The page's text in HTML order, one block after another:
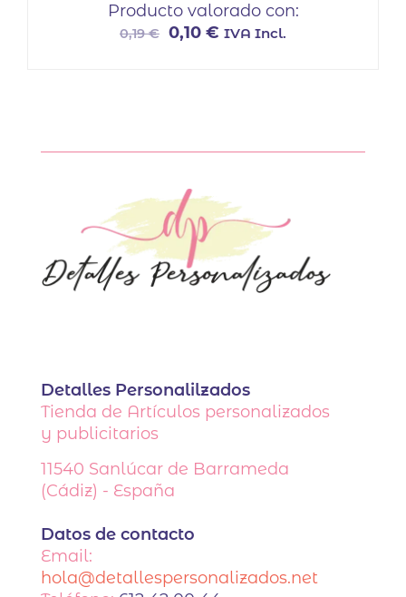
Producto valorado con:
0,19€ El
0,10 € El
IVA Incl.
Detalles Personalilzados
Tienda de Artículos personalizados
y publicitarios
11540 Sanlúcar de Barrameda
(Cádiz) - España
Datos de contacto
Email:
hola@detallespersonalizados.net